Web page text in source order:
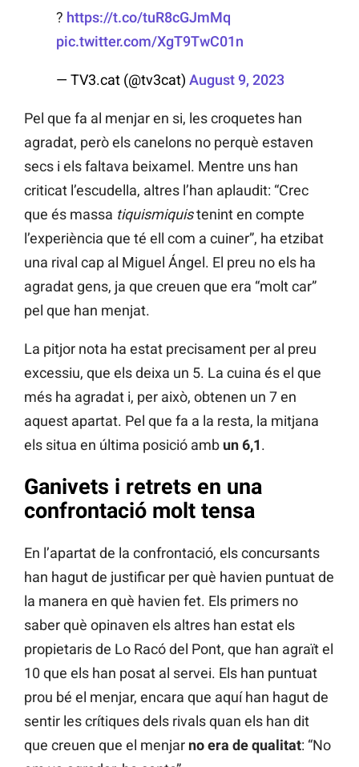
? https://t.co/tuR8cGJmMq
pic.twitter.com/XgT9TwC01n
— TV3.cat (@tv3cat) August 9, 2023
Pel que fa al menjar en si, les croquetes han
agradat, però els canelons no perquè estaven
secs i els faltava beixamel. Mentre uns han
criticat l’escudella, altres l’han aplaudit: “Crec
que és massa tiquismiquistenint en compte
l’experiència que té ell com a cuiner”, ha etzibat
una rival cap al Miguel Ángel. El preu no els ha
agradat gens, ja que creuen que era “molt car”
pel que han menjat.
La pitjor nota ha estat precisament per al preu
excessiu, que els deixa un 5. La cuina és el que
més ha agradat i, per això, obtenen un 7 en
aquest apartat. Pel que fa a la resta, la mitjana
els situa en última posició amb un 6,1.
Ganivets i retrets en una
confrontació molt tensa
En l’apartat de la confrontació, els concursants
han hagut de justificar per què havien puntuat de
la manera en què havien fet. Els primers no
saber què opinaven els altres han estat els
propietaris de Lo Racó del Pont, que han agraït el
10 que els han posat al servei. Els han puntuat
prou bé el menjar, encara que aquí han hagut de
sentir les crítiques dels rivals quan els han dit
que creuen que el menjar no era de qualitat: “No